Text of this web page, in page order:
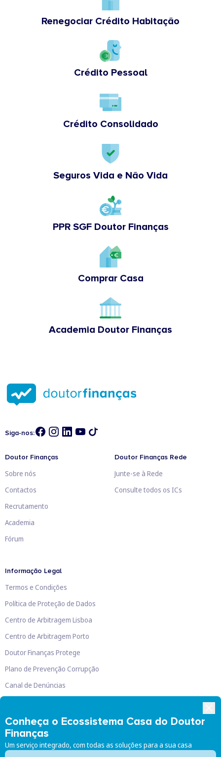
Renegociar Crédito Habitação
Crédito Pessoal
Crédito Consolidado
Seguros Vida e Não Vida
PPR SGF Doutor Finanças
Comprar Casa
Academia Doutor Finanças
Conheça o Ecossistema Casa do Doutor
Finanças
Um serviço integrado, com todas as soluções para a sua casa
Siga-nos:
Doutor Finanças
Sobre nós
Contactos
Recrutamento
Academia
Fórum
Doutor Finanças Rede
Junte-se à Rede
Consulte todos os ICs
Informação Legal
Termos e Condições
Política de Proteção de Dados
Centro de Arbitragem Lisboa
Centro de Arbitragem Porto
Doutor Finanças Protege
Plano de Prevenção Corrupção
Canal de Denúncias
Doutor Finanças, Lda